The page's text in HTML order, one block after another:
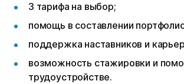
3 тарифа на выбор;
помощь в составлении
поддержка наставников и
возможность стажировки и
трудоустройстве.